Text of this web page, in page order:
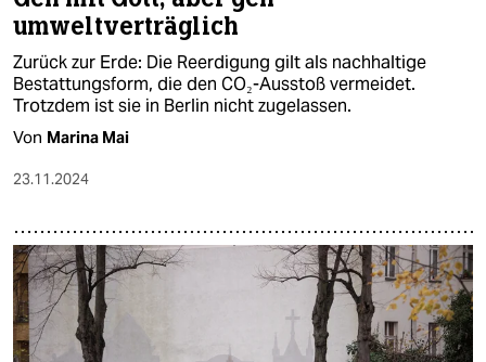
umweltverträglich
Zurück zur Erde: Die Reerdigung gilt als nachhaltige
Bestattungsform, die den CO₂-Ausstoß vermeidet.
Trotzdem ist sie in Berlin nicht zugelassen.
Von Marina Mai
23.11.2024